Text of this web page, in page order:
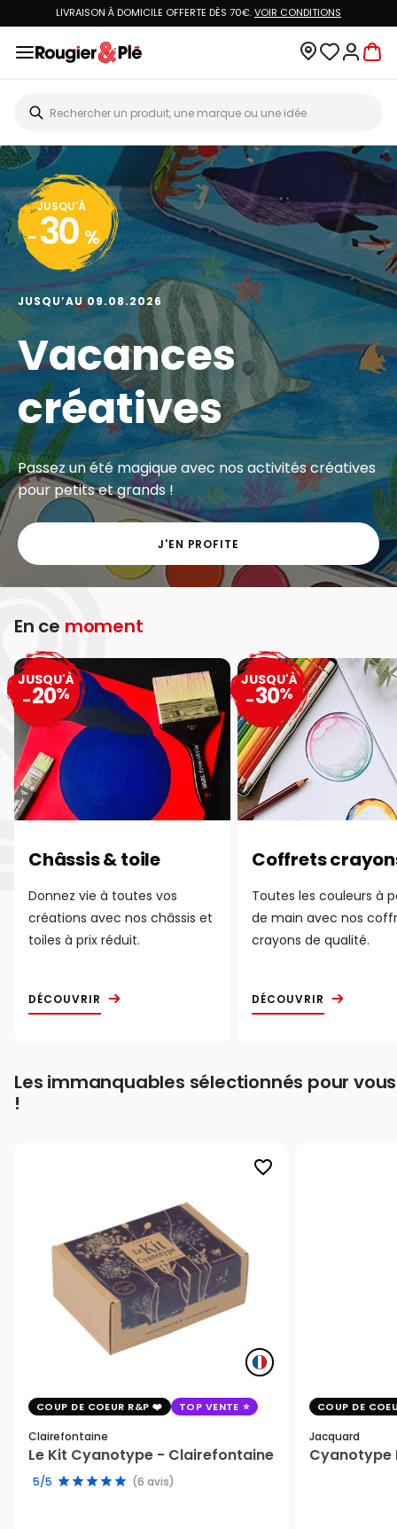
LIVRAISON À DOMICILE OFFERTE DÈS 70€.VOIR CONDITIONS
JUSQU'À
- 30 %
JUSQU’AU 09.08.2026
Vacances
créatives
Passez un été magique avec nos activités créatives
pour petits et grands !
J'EN PROFITE
En ce moment
Châssis & toile
Donnez vie à toutes vos
créations avec nos châssis et
toiles à prix réduit.
DÉCOUVRIR
JUSQU'À
-20%
Coffrets
Toutes les couleurs à
de main avec nos
crayons de qualité.
DÉCOUVRIR
JUSQU'À
-30%
Les immanquables sélectionnés pour vous
!
favorite_border
COUP DE COEUR R&P TOP VENTE
Clairefontaine
Le Kit Cyanotype - Clairefontaine
5/5 (6 avis)
COUP DE
Jacquard
Cyanotype